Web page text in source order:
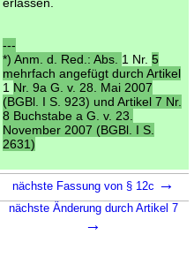
---
*) Anm. d. Red.: Abs. 1 Nr. 5
mehrfach angefügt durch Artikel
1 Nr. 9a G. v. 28. Mai 2007
(BGBl. I S. 923) und Artikel 7 Nr.
8 Buchstabe a G. v. 23.
November 2007 (BGBl. I S.
2631)
nächste Fassung von § 12c →
nächste Änderung durch Artikel 7
→